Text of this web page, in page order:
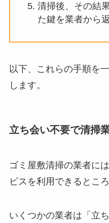
清掃後、その結
た鍵を業者から
以下、これらの手順を
します。
立ち会い不要で清掃
ゴミ屋敷清掃の業者に
ビスを利用できるとこ
いくつかの業者は「立